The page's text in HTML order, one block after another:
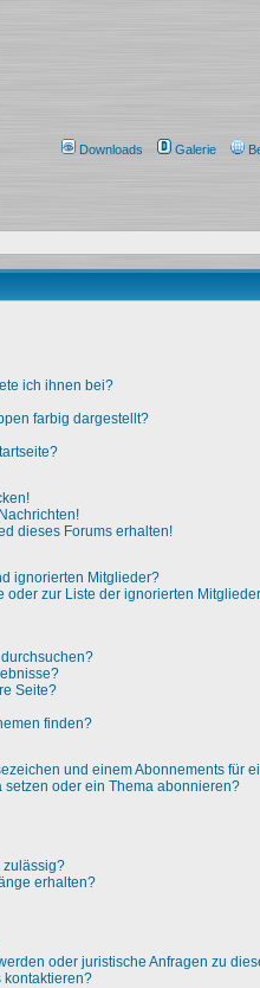
Downloads Galerie
ich ihnen bei?
farbig dargestellt?
dieses Forums erhalten!
ignorierten Mitglieder?
oder zur Liste der ignorierten
Seite?
finden?
und einem Abonnements für
oder ein Thema abonnieren?
zulässig?
erhalten?
oder juristische Anfragen zu
kontaktieren?